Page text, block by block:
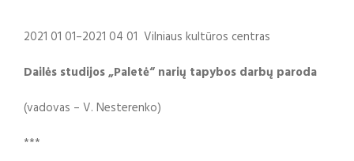
2021 01 01–2021 04 01 Vilniaus kultūros centras
Dailės studijos „Paletė“ narių tapybos darbų paroda
(vadovas – V. Nesterenko)
***